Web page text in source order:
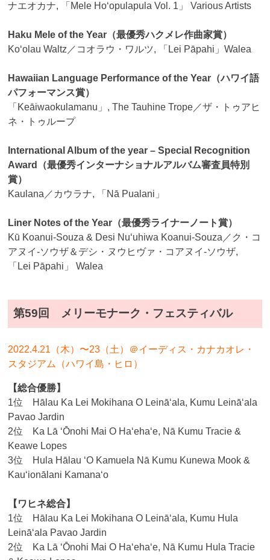
ナエオカナ, 「Mele Hoʻopulapula Vol. 1」 Various Artists
Haku Mele of the Year（最優秀ハクメレ作曲家賞）
Koʻolau Waltz／コオラウ・ワルツ, 「Lei Pāpahi」Walea
Hawaiian Language Performance of the Year（ハワイ語
パフォーマンス賞）
「Keāiwaokulamanu」, The Tauhine Trope／ザ・トゥアヒ
ネ・トゥループ
International Album of the year – Special Recognition
Award（最優秀インターナショナルアルバム審査員特別
賞）
Kaulana／カウラナ, 「Nā Pualani」
Liner Notes of the Year（最優秀ライナーノート賞）
Kū Koanui-Souza & Desi Nuʻuhiwa Koanui-Souza／ク・コ
アヌイ-ソウザ＆デシ・ヌウヒヴァ・コアヌイ-ソウザ,
「Lei Pāpahi」 Walea
第59回 メリーモナーク・フェスティバル
2022.4.21（木）〜23（土）＠イーディス・カナカオレ・
スタジアム（ハワイ島・ヒロ）
【総合優勝】
1位 Hālau Ka Lei Mokihana O Leinā‘ala, Kumu Leināʻala
Pavao Jardin
2位 Ka Lā ‘Ōnohi Mai O Ha‘eha‘e, Nā Kumu Tracie &
Keawe Lopes
3位 Hula Hālau ‘O Kamuela Nā Kumu Kunewa Mook &
Kauʻionālani Kamanaʻo
【ワヒネ総合】
1位 Hālau Ka Lei Mokihana O Leinā‘ala, Kumu Hula
Leināʻala Pavao Jardin
2位 Ka Lā ‘Ōnohi Mai O Ha‘eha‘e, Nā Kumu Hula Tracie